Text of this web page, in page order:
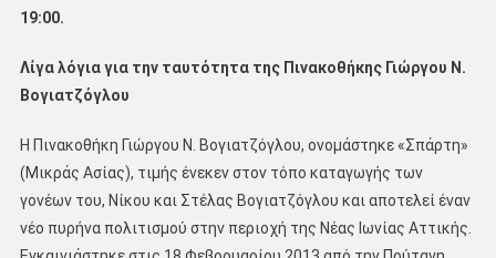
19:00.
Λίγα λόγια για την ταυτότητα της Πινακοθήκης Γιώργου Ν.
Βογιατζόγλου
Η Πινακοθήκη Γιώργου Ν. Βογιατζόγλου, ονομάστηκε «Σπάρτη»
(Μικράς Ασίας), τιμής ένεκεν στον τόπο καταγωγής των
γονέων του, Νίκου και Στέλας Βογιατζόγλου και αποτελεί έναν
νέο πυρήνα πολιτισμού στην περιοχή της Νέας Ιωνίας Αττικής.